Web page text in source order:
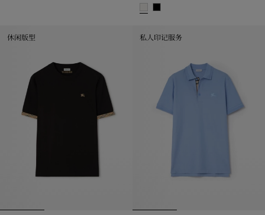
休闲版型 私人印记服务